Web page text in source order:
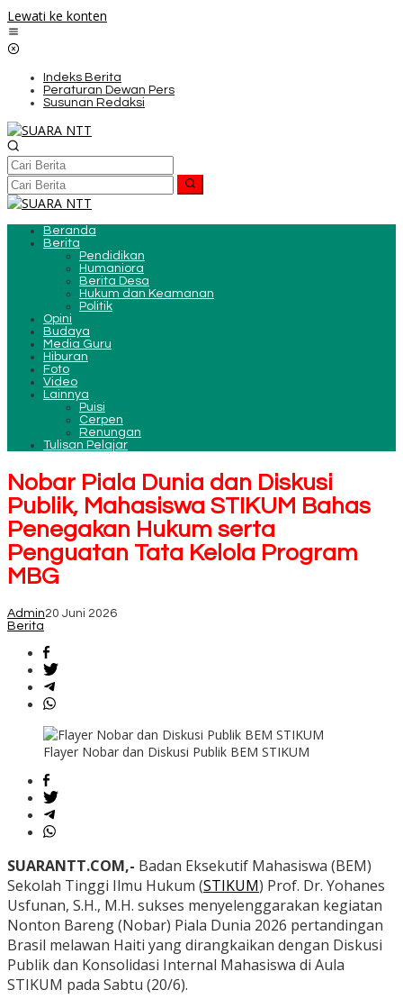
Lewati ke konten
Indeks Berita
Peraturan Dewan Pers
Susunan Redaksi
Beranda
Berita
Pendidikan
Humaniora
Berita Desa
Hukum dan Keamanan
Politik
Opini
Budaya
Media Guru
Hiburan
Foto
Video
Lainnya
Puisi
Cerpen
Renungan
Tulisan Pelajar
Nobar Piala Dunia dan Diskusi
Publik, Mahasiswa STIKUM Bahas
Penegakan Hukum serta
Penguatan Tata Kelola Program
MBG
Admin20 Juni 2026
Berita
Flayer Nobar dan Diskusi Publik BEM STIKUM
SUARANTT.COM,- Badan Eksekutif Mahasiswa (BEM)
Sekolah Tinggi Ilmu Hukum (STIKUM) Prof. Dr. Yohanes
Usfunan, S.H., M.H. sukses menyelenggarakan kegiatan
Nonton Bareng (Nobar) Piala Dunia 2026 pertandingan
Brasil melawan Haiti yang dirangkaikan dengan Diskusi
Publik dan Konsolidasi Internal Mahasiswa di Aula
STIKUM pada Sabtu (20/6).